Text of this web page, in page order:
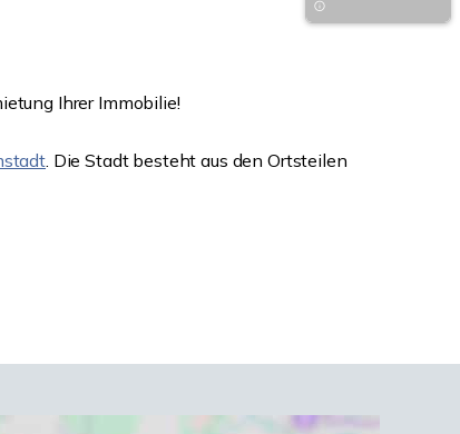
Ihrer Immobilie!
. Die Stadt besteht aus den Ortsteilen